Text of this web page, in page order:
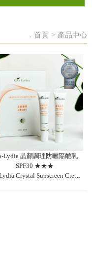
．首頁 > 產品中心
Lydia 晶顏調理防曬隔離乳
SPF30 ★★★
Crystal Sunscreen Cream